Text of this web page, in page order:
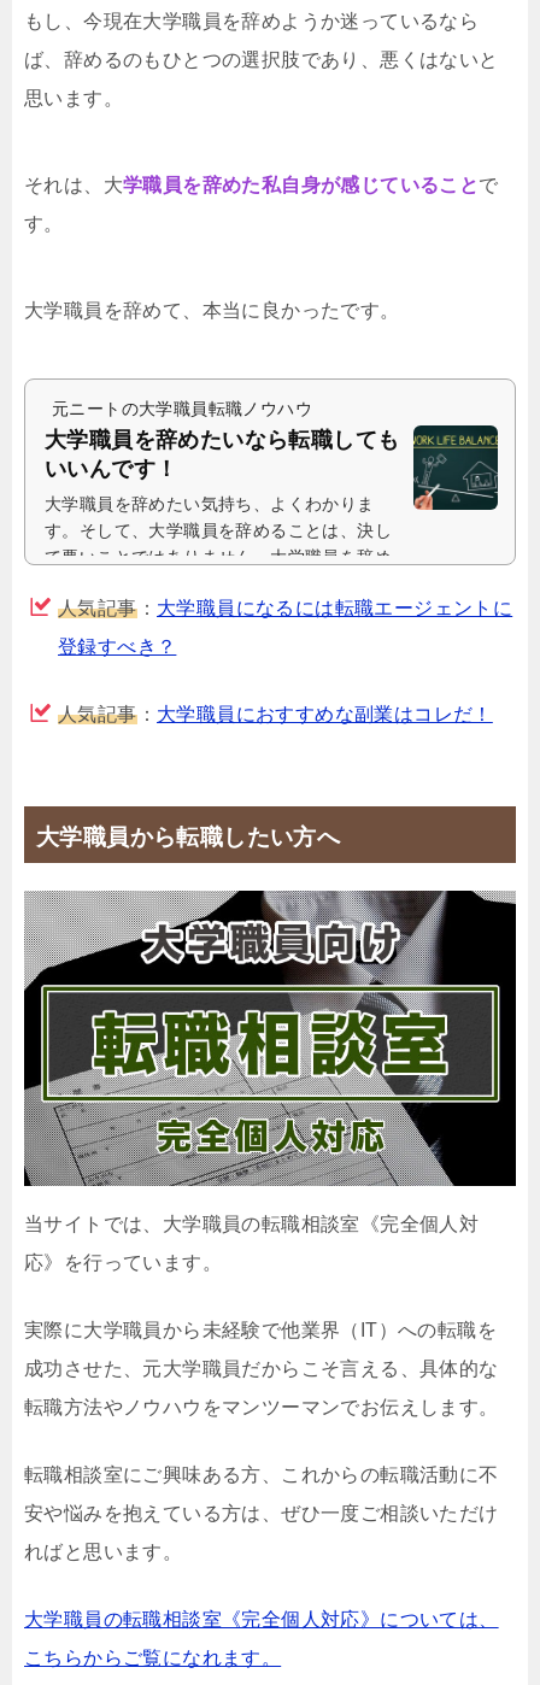
もし、今現在大学職員を辞めようか迷っているなら
ば、辞めるのもひとつの選択肢であり、悪くはないと
思います。
それは、大学職員を辞めた私自身が感じていることで
す。
大学職員を辞めて、本当に良かったです。
元ニートの大学職員転職ノウハウ
大学職員を辞めたいなら転職しても
いいんです！
大学職員を辞めたい気持ち、よくわかりま
す。そして、大学職員を辞めることは、決し
て悪いことではありません。大学職員を辞め
人気記事： 大学職員になるには転職エージェントに
登録すべき？
人気記事： 大学職員におすすめな副業はコレだ！
大学職員から転職したい方へ
当サイトでは、大学職員の転職相談室《完全個人対
応》を行っています。
実際に大学職員から未経験で他業界（IT）への転職を
成功させた、元大学職員だからこそ言える、具体的な
転職方法やノウハウをマンツーマンでお伝えします。
転職相談室にご興味ある方、これからの転職活動に不
安や悩みを抱えている方は、ぜひ一度ご相談いただけ
ればと思います。
大学職員の転職相談室《完全個人対応》については、
こちらからご覧になれます。